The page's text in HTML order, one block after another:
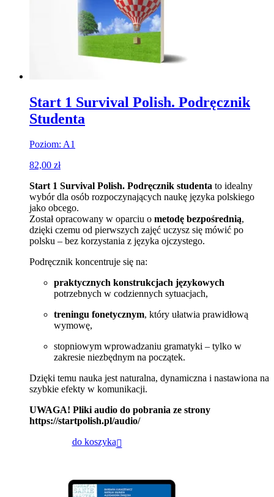
Start 1 Survival Polish. Podręcznik
Studenta
Poziom: A1
82,00 zł
Start 1 Survival Polish. Podręcznik studenta to idealny
wybór dla osób rozpoczynających naukę języka polskiego
jako obcego.
Został opracowany w oparciu o metodę bezpośrednią,
dzięki czemu od pierwszych zajęć uczysz się mówić po
polsku – bez korzystania z języka ojczystego.
Podręcznik koncentruje się na:
praktycznych konstrukcjach językowych
potrzebnych w codziennych sytuacjach,
treningu fonetycznym, który ułatwia prawidłową
wymowę,
stopniowym wprowadzaniu gramatyki – tylko w
zakresie niezbędnym na początek.
Dzięki temu nauka jest naturalna, dynamiczna i nastawiona na
szybkie efekty w komunikacji.
UWAGA! Pliki audio do pobrania ze strony
https://startpolish.pl/audio/
do koszyka